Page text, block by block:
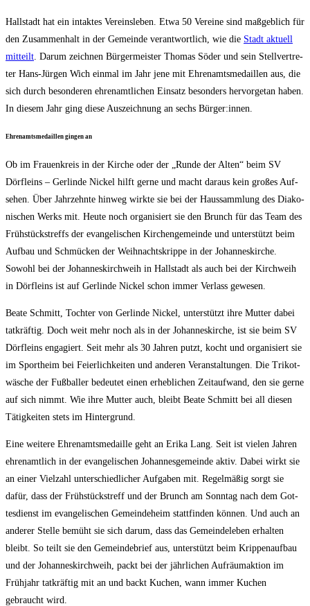
Hall­stadt hat ein intak­tes Ver­eins­le­ben. Etwa 50 Ver­ei­ne sind maß­geb­lich für
den Zusam­men­halt in der Gemein­de ver­ant­wort­lich, wie die Stadt aktu­ell
mit­teilt. Dar­um zeich­nen Bür­ger­meis­ter Tho­mas Söder und sein Stell­ver­tre­
ter Hans-Jür­gen Wich ein­mal im Jahr jene mit Ehren­amts­me­dail­len aus, die
sich durch beson­de­ren ehren­amt­li­chen Ein­satz beson­ders her­vor­ge­tan haben.
In die­sem Jahr ging die­se Aus­zeich­nung an sechs Bürger:innen.
Ehren­amts­me­dail­len gin­gen an
Ob im Frau­en­kreis in der Kir­che oder der „Run­de der Alten“ beim SV
Dörf­leins – Ger­lin­de Nickel hilft ger­ne und macht dar­aus kein gro­ßes Auf­
se­hen. Über Jahr­zehn­te hin­weg wirk­te sie bei der Haus­samm­lung des Dia­ko­
ni­schen Werks mit. Heu­te noch orga­ni­siert sie den Brunch für das Team des
Früh­stücks­treffs der evan­ge­li­schen Kir­chen­ge­mein­de und unter­stützt beim
Auf­bau und Schmü­cken der Weih­nachts­krip­pe in der Johan­nes­kir­che.
Sowohl bei der Johan­nes­kirch­weih in Hall­stadt als auch bei der Kirch­weih
in Dörf­leins ist auf Ger­lin­de Nickel schon immer Ver­lass gewesen.
Bea­te Schmitt, Toch­ter von Ger­lin­de Nickel, unter­stützt ihre Mut­ter dabei
tat­kräf­tig. Doch weit mehr noch als in der Johan­nes­kir­che, ist sie beim SV
Dörf­leins enga­giert. Seit mehr als 30 Jah­ren putzt, kocht und orga­ni­siert sie
im Sport­heim bei Fei­er­lich­kei­ten und ande­ren Ver­an­stal­tun­gen. Die Tri­kot­
wä­sche der Fuß­bal­ler bedeu­tet einen erheb­li­chen Zeit­auf­wand, den sie ger­ne
auf sich nimmt. Wie ihre Mut­ter auch, bleibt Bea­te Schmitt bei all die­sen
Tätig­kei­ten stets im Hintergrund.
Eine wei­te­re Ehren­amts­me­dail­le geht an Eri­ka Lang. Seit ist vie­len Jah­ren
ehren­amt­lich in der evan­ge­li­schen Johan­nes­ge­mein­de aktiv. Dabei wirkt sie
an einer Viel­zahl unter­schied­li­cher Auf­ga­ben mit. Regel­mä­ßig sorgt sie
dafür, dass der Früh­stücks­treff und der Brunch am Sonn­tag nach dem Got­
tes­dienst im evan­ge­li­schen Gemein­de­heim statt­fin­den kön­nen. Und auch an
ande­rer Stel­le bemüht sie sich dar­um, dass das Gemein­de­le­ben erhal­ten
bleibt. So teilt sie den Gemein­de­brief aus, unter­stützt beim Krip­pen­auf­bau
und der Johan­nes­kirch­weih, packt bei der jähr­li­chen Auf­räum­ak­ti­on im
Früh­jahr tat­kräf­tig mit an und backt Kuchen, wann immer Kuchen
gebraucht wird.